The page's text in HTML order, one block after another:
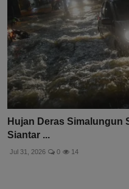
Hujan Deras Simalungun
Siantar ...
Jul 31, 2026 0 14